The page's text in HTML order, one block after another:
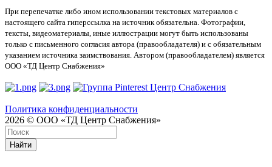
При перепечатке либо ином использовании текстовых материалов с
настоящего сайта гиперссылка на источник обязательна. Фотографии,
тексты, видеоматериалы, иные иллюстрации могут быть использованы
только с письменного согласия автора (правообладателя) и с обязательным
указанием источника заимствования. Автором (правообладателем) является
ООО «ТД Центр Снабжения»
Политика конфиденциальности
2026 © ООО «ТД Центр Снабжения»
Найти